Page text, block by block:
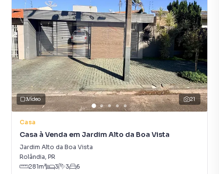
21
Vídeo
Casa
Casa à Venda em Jardim Alto da Boa Vista
Jardim Alto da Boa Vista
Rolândia, PR
281m² 3 3 6